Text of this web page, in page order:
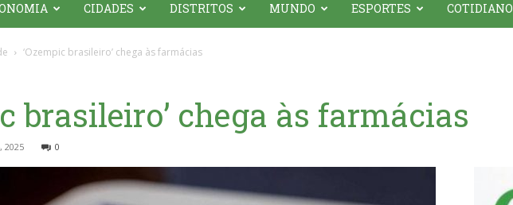
CIDADES DISTRITOS MUNDO ESPORTES COTIDIANO
‘Ozempic brasileiro’ chega às farmácias
brasileiro’ chega às farmácias
2025 0